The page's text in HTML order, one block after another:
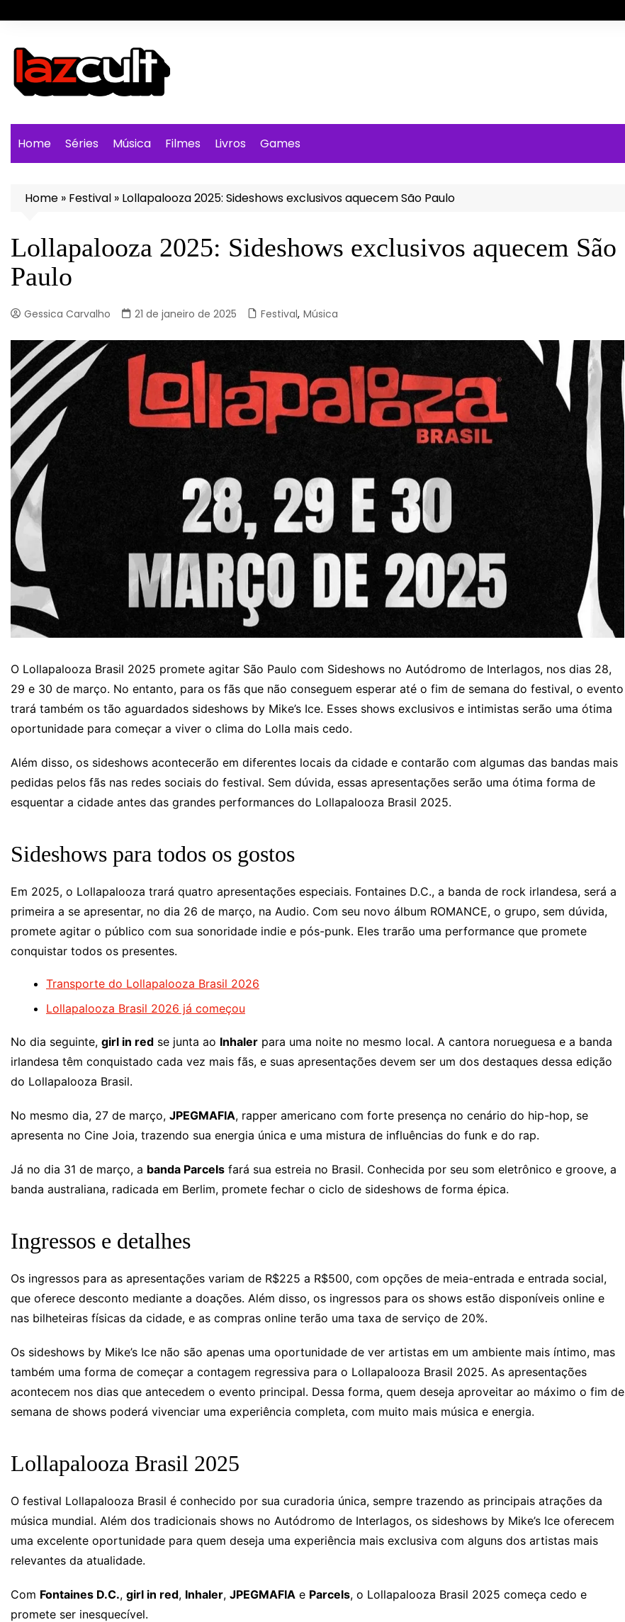
para
conteúdo
Home Séries Música Filmes Livros Games
Home » Festival » Lollapalooza 2025: Sideshows exclusivos aquecem São Paulo
Lollapalooza 2025: Sideshows exclusivos aquecem São
Paulo
Gessica Carvalho 21 de janeiro de 2025 Festival, Música
O Lollapalooza Brasil 2025 promete agitar São Paulo com Sideshows no Autódromo de Interlagos, nos dias 28,
29 e 30 de março. No entanto, para os fãs que não conseguem esperar até o fim de semana do festival, o evento
trará também os tão aguardados sideshows by Mike’s Ice. Esses shows exclusivos e intimistas serão uma ótima
oportunidade para começar a viver o clima do Lolla mais cedo.
Além disso, os sideshows acontecerão em diferentes locais da cidade e contarão com algumas das bandas mais
pedidas pelos fãs nas redes sociais do festival. Sem dúvida, essas apresentações serão uma ótima forma de
esquentar a cidade antes das grandes performances do Lollapalooza Brasil 2025.
Sideshows para todos os gostos
Em 2025, o Lollapalooza trará quatro apresentações especiais. Fontaines D.C., a banda de rock irlandesa, será a
primeira a se apresentar, no dia 26 de março, na Audio. Com seu novo álbum ROMANCE, o grupo, sem dúvida,
promete agitar o público com sua sonoridade indie e pós-punk. Eles trarão uma performance que promete
conquistar todos os presentes.
Transporte do Lollapalooza Brasil 2026
Lollapalooza Brasil 2026 já começou
No dia seguinte, girl in red se junta ao Inhaler para uma noite no mesmo local. A cantora norueguesa e a banda
irlandesa têm conquistado cada vez mais fãs, e suas apresentações devem ser um dos destaques dessa edição
do Lollapalooza Brasil.
No mesmo dia, 27 de março, JPEGMAFIA, rapper americano com forte presença no cenário do hip-hop, se
apresenta no Cine Joia, trazendo sua energia única e uma mistura de influências do funk e do rap.
Já no dia 31 de março, a banda Parcels fará sua estreia no Brasil. Conhecida por seu som eletrônico e groove, a
banda australiana, radicada em Berlim, promete fechar o ciclo de sideshows de forma épica.
Ingressos e detalhes
Os ingressos para as apresentações variam de R$225 a R$500, com opções de meia-entrada e entrada social,
que oferece desconto mediante a doações. Além disso, os ingressos para os shows estão disponíveis online e
nas bilheteiras físicas da cidade, e as compras online terão uma taxa de serviço de 20%.
Os sideshows by Mike’s Ice não são apenas uma oportunidade de ver artistas em um ambiente mais íntimo, mas
também uma forma de começar a contagem regressiva para o Lollapalooza Brasil 2025. As apresentações
acontecem nos dias que antecedem o evento principal. Dessa forma, quem deseja aproveitar ao máximo o fim de
semana de shows poderá vivenciar uma experiência completa, com muito mais música e energia.
Lollapalooza Brasil 2025
O festival Lollapalooza Brasil é conhecido por sua curadoria única, sempre trazendo as principais atrações da
música mundial. Além dos tradicionais shows no Autódromo de Interlagos, os sideshows by Mike’s Ice oferecem
uma excelente oportunidade para quem deseja uma experiência mais exclusiva com alguns dos artistas mais
relevantes da atualidade.
Com Fontaines D.C., girl in red, Inhaler, JPEGMAFIA e Parcels, o Lollapalooza Brasil 2025 começa cedo e
promete ser inesquecível.